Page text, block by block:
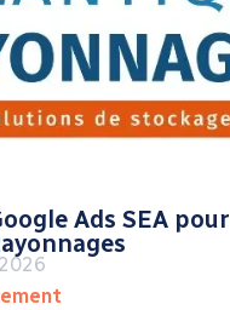
Ads SEA pour